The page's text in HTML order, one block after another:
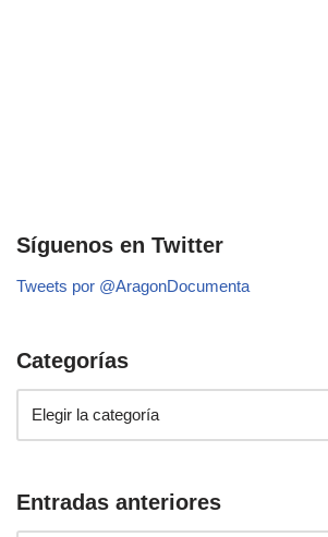
Síguenos en Twitter
Tweets por @AragonDocumenta
Categorías
Entradas anteriores